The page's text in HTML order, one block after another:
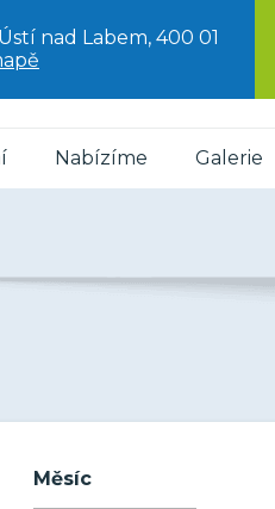
nad Labem, 400 01
Nabízíme Galerie
Měsíc